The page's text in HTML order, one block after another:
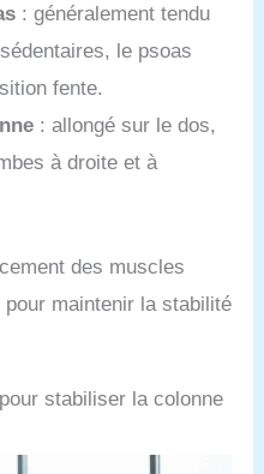
: généralement tendu
le psoas
fente.
: allongé sur le dos,
à droite et à
des muscles
maintenir la stabilité
stabiliser la colonne